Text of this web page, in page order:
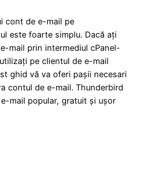
cont de e-mail pe
este foarte simplu. Dacă ați
mail prin intermediul cPanel-
pe clientul de e-mail
ghid vă va oferi pașii necesari
contul de e-mail. Thunderbird
mail popular, gratuit și ușor